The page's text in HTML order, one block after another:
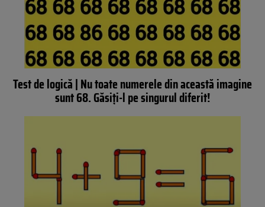
Test de logică | Nu toate numerele din această imagine
sunt 68. Găsiți-l pe singurul diferit!